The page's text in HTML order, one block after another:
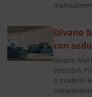
Divano
con
Divano
estraibili
Il modello